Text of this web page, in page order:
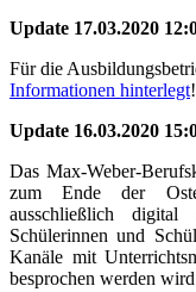
Update 17.03.2020
Für die
Informationen hinterlegt!
Update 16.03.2020
Das Max-Weber-
zum Ende der
ausschließlich
Schülerinnen und
Kanäle mit
besprochen werden